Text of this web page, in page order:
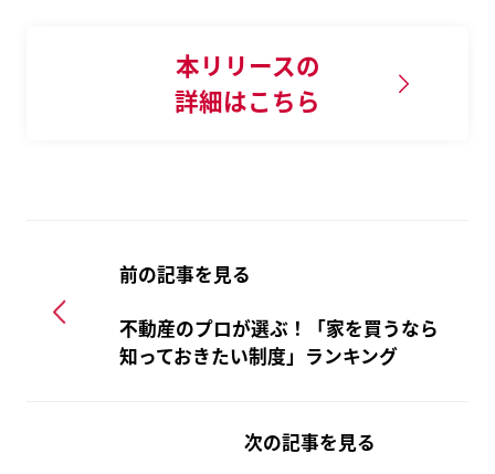
本リリースの
詳細はこちら
前の記事を見る
不動産のプロが選ぶ！「家を買うなら
知っておきたい制度」ランキング
次の記事を見る